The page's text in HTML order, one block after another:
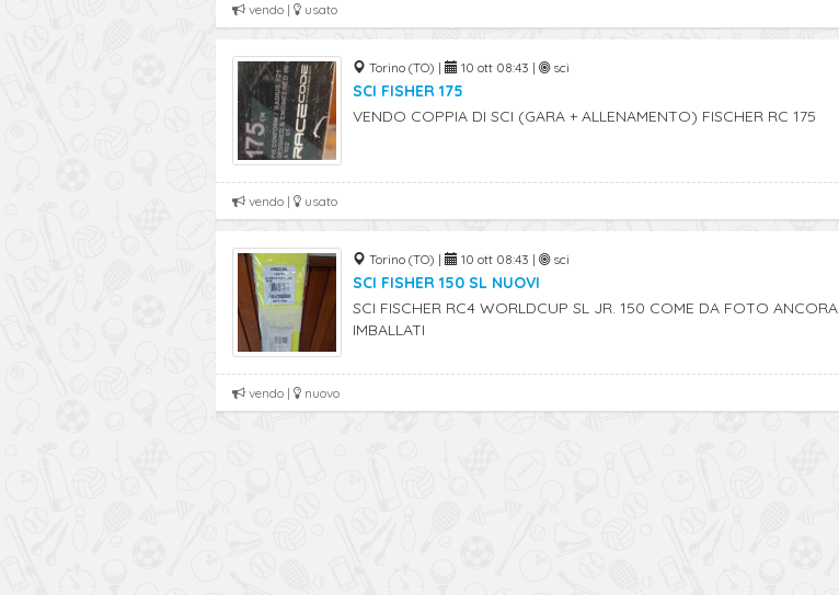
vendo | usato
Torino (TO) | 10 ott 08:43 | sci
SCI FISHER 175
VENDO COPPIA DI SCI (GARA + ALLENAMENTO) FISCHER RC 175
vendo | usato
Torino (TO) | 10 ott 08:43 | sci
SCI FISHER 150 SL NUOVI
SCI FISCHER RC4 WORLDCUP SL JR. 150 COME DA FOTO ANCORA
IMBALLATI
vendo | nuovo